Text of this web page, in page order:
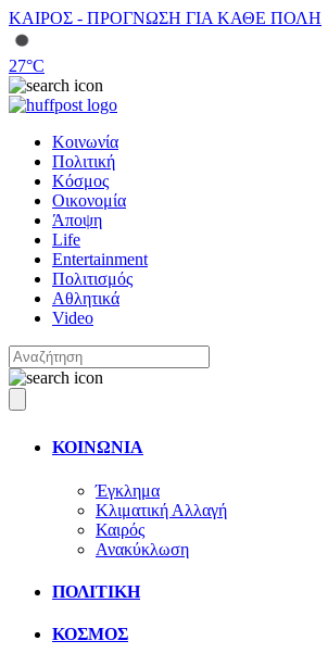
ΚΑΙΡΟΣ - ΠΡΟΓΝΩΣΗ ΓΙΑ ΚΑΘΕ ΠΟΛΗ
27°C
Κοινωνία
Πολιτική
Κόσμος
Οικονομία
Άποψη
Life
Entertainment
Πολιτισμός
Αθλητικά
Video
ΚΟΙΝΩΝΙΑ
Έγκλημα
Κλιματική Αλλαγή
Καιρός
Ανακύκλωση
ΠΟΛΙΤΙΚΗ
ΚΟΣΜΟΣ